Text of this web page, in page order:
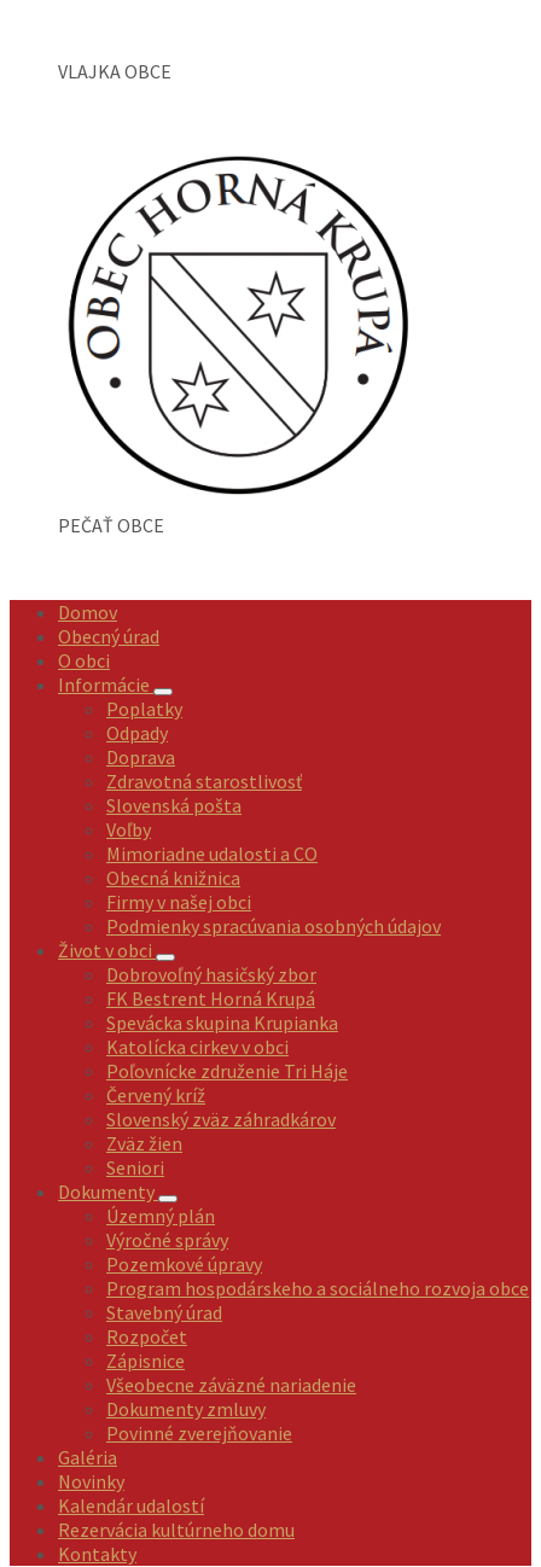
VLAJKA OBCE
PEČAŤ OBCE
Domov
Obecný úrad
O obci
Informácie
Poplatky
Odpady
Doprava
Zdravotná starostlivosť
Slovenská pošta
Voľby
Mimoriadne udalosti a CO
Obecná knižnica
Firmy v našej obci
Podmienky spracúvania osobných údajov
Život v obci
Dobrovoľný hasičský zbor
FK Bestrent Horná Krupá
Spevácka skupina Krupianka
Katolícka cirkev v obci
Poľovnícke združenie Tri Háje
Červený kríž
Slovenský zväz záhradkárov
Zväz žien
Seniori
Dokumenty
Územný plán
Výročné správy
Pozemkové úpravy
Program hospodárskeho a sociálneho rozvoja obce
Stavebný úrad
Rozpočet
Zápisnice
Všeobecne záväzné nariadenie
Dokumenty zmluvy
Povinné zverejňovanie
Galéria
Novinky
Kalendár udalostí
Rezervácia kultúrneho domu
Kontakty